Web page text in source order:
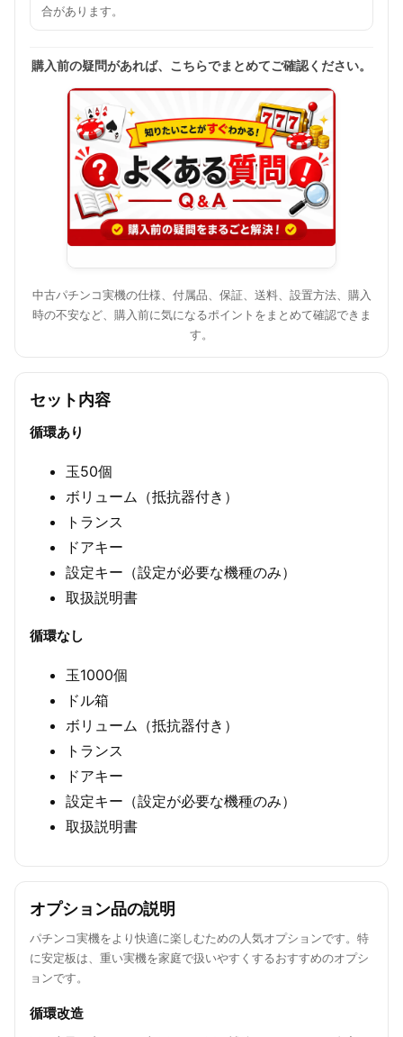
合があります。
購入前の疑問があれば、こちらでまとめてご確認ください。
中古パチンコ実機の仕様、付属品、保証、送料、設置方法、購入
時の不安など、購入前に気になるポイントをまとめて確認できま
す。
セット内容
循環あり
玉50個
ボリューム（抵抗器付き）
トランス
ドアキー
設定キー（設定が必要な機種のみ）
取扱説明書
循環なし
玉1000個
ドル箱
ボリューム（抵抗器付き）
トランス
ドアキー
設定キー（設定が必要な機種のみ）
取扱説明書
オプション品の説明
パチンコ実機をより快適に楽しむための人気オプションです。特
に安定板は、重い実機を家庭で扱いやすくするおすすめのオプシ
ョンです。
循環改造